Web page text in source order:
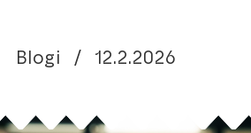
Blogi / 12.2.2026